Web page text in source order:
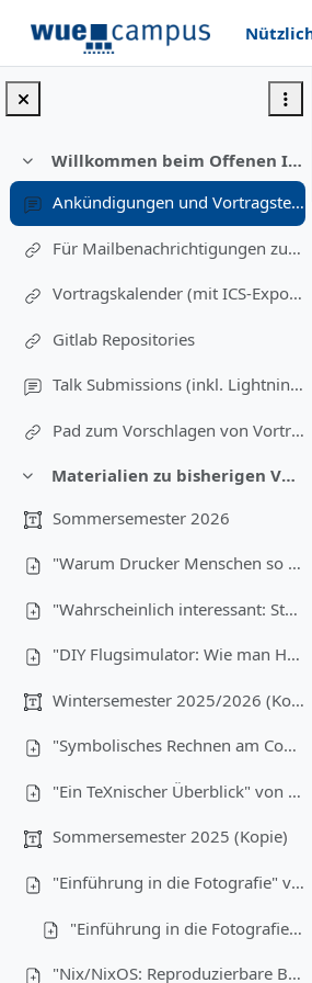
Minimizza
Willkommen beim Offenen Informatikkolloquium!
Ankündigungen und Vortragstermine
Für Mailbenachrichtigungen zu Vorträgen eintragen (Einschreibung in diesen Kurs)
Vortragskalender (mit ICS-Export)
Gitlab Repositories
Talk Submissions (inkl. Lightning Talks)
Pad zum Vorschlagen von Vortragsthemen und freiwillig Melden
Minimizza
Materialien zu bisherigen Vorträgen
Sommersemester 2026
"Warum Drucker Menschen so sehr hassen" von Christoph Brehm (08.07.2026)
"Wahrscheinlich interessant: Statistik für Informatiker:innen" von Anton Ehrmanntraut (17.06.2026)
"DIY Flugsimulator: Wie man Hardware günstig bauen kann" von Lukas Wiener, Maximilian Laumen und Yannick Buchen (03.06.2026)
Wintersemester 2025/2026 (Kopie)
"Symbolisches Rechnen am Computer" von Christoph Brehm (17.12.2025)
"Ein TeXnischer Überblick" von Anton Ehrmanntraut (10.12.2025)
Sommersemester 2025 (Kopie)
"Einführung in die Fotografie" von Tim Hegemann und Alexander Gehrke (16.07.2025) - Teil 1
"Einführung in die Fotografie" - Teil 2
"Nix/NixOS: Reproduzierbare Builds, Funktionale Packages" von Robin Finkelmann (21.05.2025)